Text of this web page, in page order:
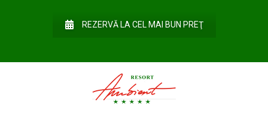
REZERVĂ LA CEL MAI BUN PREŢ